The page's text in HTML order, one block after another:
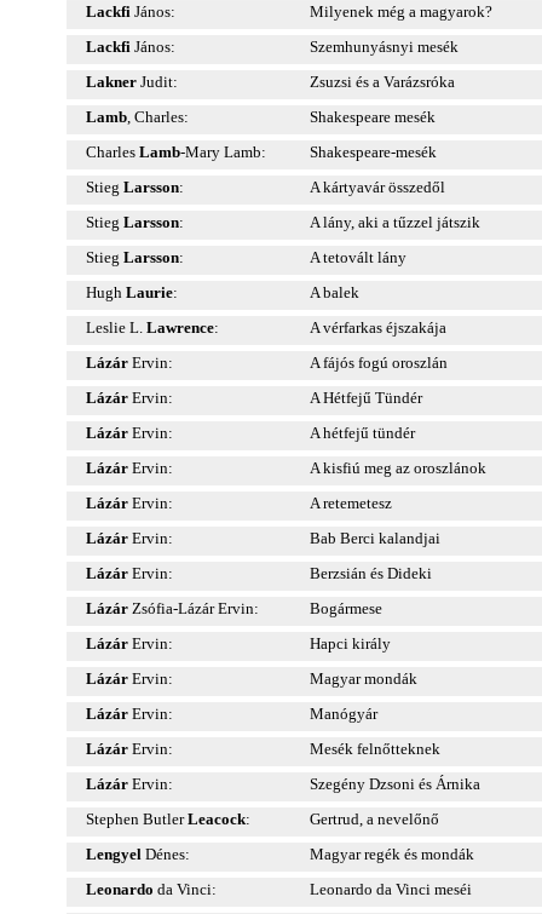
Lackfi János:
Milyenek még a magyarok?
Lackfi János:
Szemhunyásnyi mesék
Lakner Judit:
Zsuzsi és a Varázsróka
Lamb, Charles:
Shakespeare mesék
Charles Lamb-Mary Lamb:
Shakespeare-mesék
Stieg Larsson:
A kártyavár összedől
Stieg Larsson:
A lány, aki a tűzzel játszik
Stieg Larsson:
A tetovált lány
Hugh Laurie:
A balek
Leslie L. Lawrence:
A vérfarkas éjszakája
Lázár Ervin:
A fájós fogú oroszlán
Lázár Ervin:
A Hétfejű Tündér
Lázár Ervin:
A hétfejű tündér
Lázár Ervin:
A kisfiú meg az oroszlánok
Lázár Ervin:
A retemetesz
Lázár Ervin:
Bab Berci kalandjai
Lázár Ervin:
Berzsián és Dideki
Lázár Zsófia-Lázár Ervin:
Bogármese
Lázár Ervin:
Hapci király
Lázár Ervin:
Magyar mondák
Lázár Ervin:
Manógyár
Lázár Ervin:
Mesék felnőtteknek
Lázár Ervin:
Szegény Dzsoni és Árnika
Stephen ButlerLeacock:
Gertrud, a nevelőnő
Lengyel Dénes:
Magyar regék és mondák
Leonardo da Vinci:
Leonardo da Vinci meséi